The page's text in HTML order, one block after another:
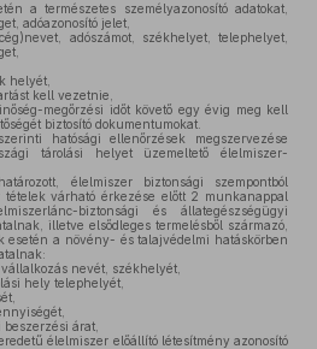
a természetes személyazonosító adatokat,
adóazonosító jelet,
adószámot, székhelyet, telephelyet,
helyét,
kell vezetnie,
megőrzési időt követő egy évig meg kell
biztosító dokumentumokat.
hatósági ellenőrzések megszervezése
tárolási helyet üzemeltető élelmiszer-
élelmiszer biztonsági szempontból
várható érkezése előtt 2 munkanappal
biztonsági és állategészségügyi
illetve elsődleges termelésből származó,
esetén a növény- és talajvédelmi hatáskörben
nevét, székhelyét,
hely telephelyét,
árat,
élelmiszer előállító létesítmény azonosító